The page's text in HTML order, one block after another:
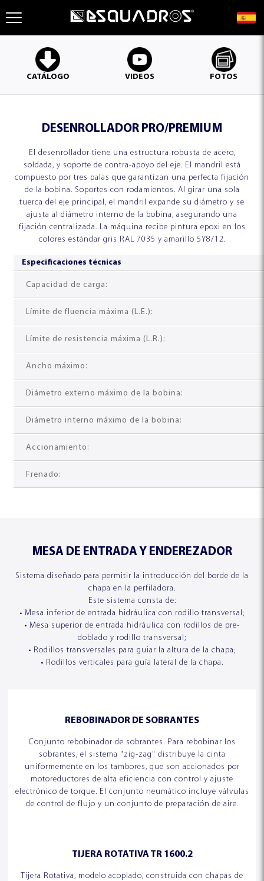
MÁQUINAS DE TEJAS
ESQUADROS®
MÁQUINASDOBLESDE TEJAS
ESQUADROS®
PERFILADORA DE PANELES DE FORRO
PRENSA CUMBRERA
ESQUADROS®
LÍNEAS DE CORTE
LÍNEAS DE CORTE TRANSVERSAL
LCT ESQUADROS®
LCL ESQUADROS®
FORMADORA DE TUBOS
DESENROLLADORES
ESQUADROS ESSENCIAL®
DESENROLLADORES
PROFIL
EMPRESA
BLOG
CONTACTO
DE CHAPAS DE CUERPO LATERAL TIPO SILO
CATÁLOGO VIDEOS FOTOS
DESENROLLADOR PRO/PREMIUM
El desenrollador tiene una estructura robusta de acero,
soldada, y soporte de contra-apoyo del eje. El mandril está
compuesto por tres palas que garantizan una perfecta fijación
de la bobina. Soportes con rodamientos. Al girar una sola
tuerca del eje principal, el mandril expande su diámetro y se
ajusta al diámetro interno de la bobina, asegurando una
fijación centralizada. La máquina recibe pintura epoxi en los
colores estándar gris RAL 7035 y amarillo 5Y8/12.
Especificaciones técnicas
Capacidad de carga:
Límite de fluencia máxima (L.E.):
Límite de resistencia máxima (L.R.):
Ancho máximo:
Diámetro externo máximo de la bobina:
Diámetro interno máximo de la bobina:
Accionamiento:
Frenado:
MESA DE ENTRADA Y ENDEREZADOR
Sistema diseñado para permitir la introducción del borde de la
chapa en la perfiladora.
Este sistema consta de:
• Mesa inferior de entrada hidráulica con rodillo transversal;
• Mesa superior de entrada hidráulica con rodillos de pre-
doblado y rodillo transversal;
• Rodillos transversales para guiar la altura de la chapa;
• Rodillos verticales para guía lateral de la chapa.
REBOBINADOR DE SOBRANTES
Conjunto rebobinador de sobrantes. Para rebobinar los
sobrantes, el sistema "zig-zag" distribuye la cinta
uniformemente en los tambores, que son accionados por
motoreductores de alta eficiencia con control y ajuste
electrónico de torque. El conjunto neumático incluye válvulas
de control de flujo y un conjunto de preparación de aire.
TIJERA ROTATIVA TR 1600.2
Tijera Rotativa, modelo acoplado, construida con chapas de